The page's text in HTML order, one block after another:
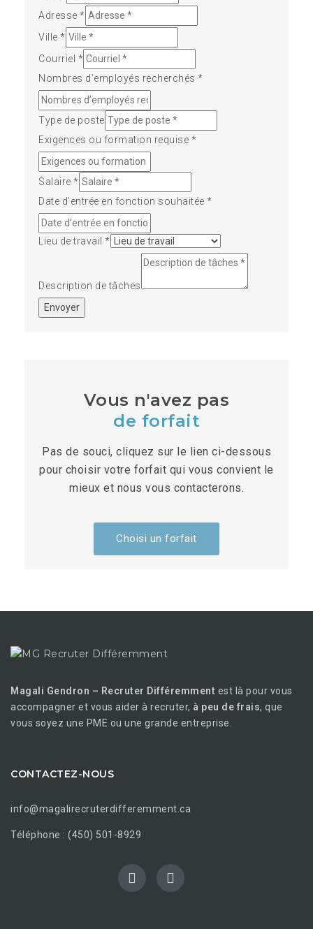
Adresse *
Ville *
Courriel *
Nombres d’employés recherchés *
Type de poste
Exigences ou formation requise *
Salaire *
Date d’entrée en fonction souhaitée *
Lieu de travail *
Description de tâches
Envoyer
Vous n'avez pas
de forfait
Pas de souci, cliquez sur le lien ci-dessous
pour choisir votre forfait qui vous convient le
mieux et nous vous contacterons.
Choisi un forfait
Magali Gendron – Recruter Différemment est là pour vous
accompagner et vous aider à recruter, à peu de frais, que
vous soyez une PME ou une grande entreprise.
CONTACTEZ-NOUS
info@magalirecruterdifferemment.ca
Téléphone : (450) 501-8929